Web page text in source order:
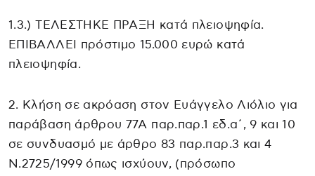
1.3.) ΤΕΛΕΣΤΗΚΕ ΠΡΑΞΗ κατά πλειοψηφία.
ΕΠΙΒΑΛΛΕΙ πρόστιμο 15.000 ευρώ κατά
πλειοψηφία.
2. Κλήση σε ακρόαση στον Ευάγγελο Λιόλιο για
παράβαση άρθρου 77Α παρ.παρ.1 εδ.α΄, 9 και 10
σε συνδυασμό με άρθρο 83 παρ.παρ.3 και 4
Ν.2725/1999 όπως ισχύουν, (πρόσωπο